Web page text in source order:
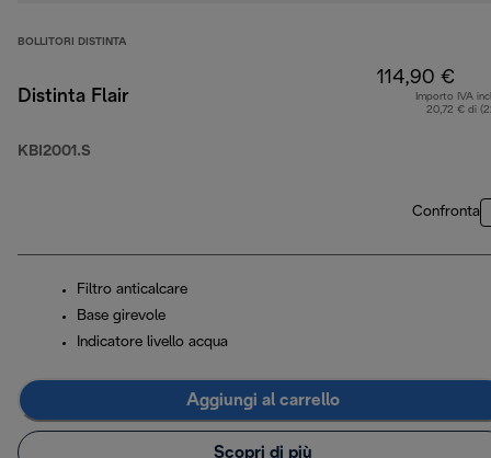
BOLLITORI DISTINTA
Distinta Flair
KBI2001.S
114,90 €
Importo IVA
20,72 € di
Confronta
Filtro anticalcare
Base girevole
Indicatore livello acqua
Aggiungi al carrello
Scopri di più